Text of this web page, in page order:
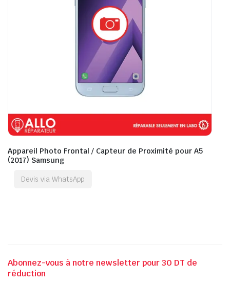
Appareil Photo Frontal / Capteur de Proximité pour A5
(2017) Samsung
Devis via WhatsApp
Abonnez-vous à notre newsletter pour 30 DT de
réduction